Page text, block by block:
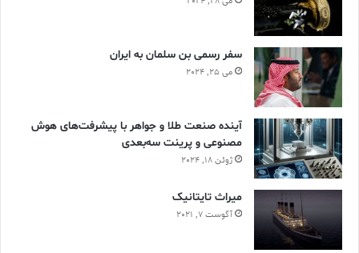
سفر رسمی بن سلمان به ایران
می 25, 2024
آینده صنعت طلا و جواهر با پیشرفت‌های هوش
مصنوعی و پرینت سه‌بعدی
ژوئن 18, 2024
ميراث تايتانيک
آگوست 7, 2021